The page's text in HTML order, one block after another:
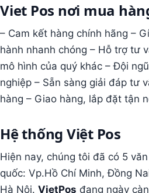
Viet Pos nơi mua
– Cam kết hàng chính hãng –
hành nhanh chóng – Hỗ trợ tư
mô hình của quý khác – Đội
nghiệp – Sẵn sàng giải đáp tư
hàng – Giao hàng, lắp đặt tận
Hệ thống Việt Pos
Hiện nay, chúng tôi đã có 5
quốc: Vp.Hồ Chí Minh, Đồng
Hà Nội. VietPos đang ngày